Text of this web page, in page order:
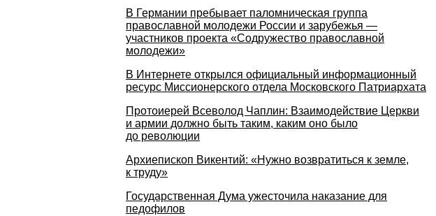
В Германии пребывает паломническая группа
православной молодежи России и зарубежья —
участников проекта «Содружество православной
молодежи»
В Интернете открылся официальный информационный
ресурс Миссионерского отдела Московского Патриархата
Протоиерей Всеволод Чаплин: Взаимодействие Церкви
и армии должно быть таким, каким оно было
до революции
Архиепископ Викентий: «Нужно возвратиться к земле,
к труду»
Государственная Дума ужесточила наказание для
педофилов